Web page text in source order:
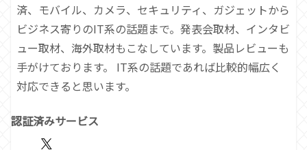
済、モバイル、カメラ、セキュリティ、ガジェットから
ビジネス寄りのIT系の話題まで。発表会取材、インタビ
ュー取材、海外取材もこなしています。製品レビューも
手がけております。 IT系の話題であれば比較的幅広く
対応できると思います。
認証済みサービス